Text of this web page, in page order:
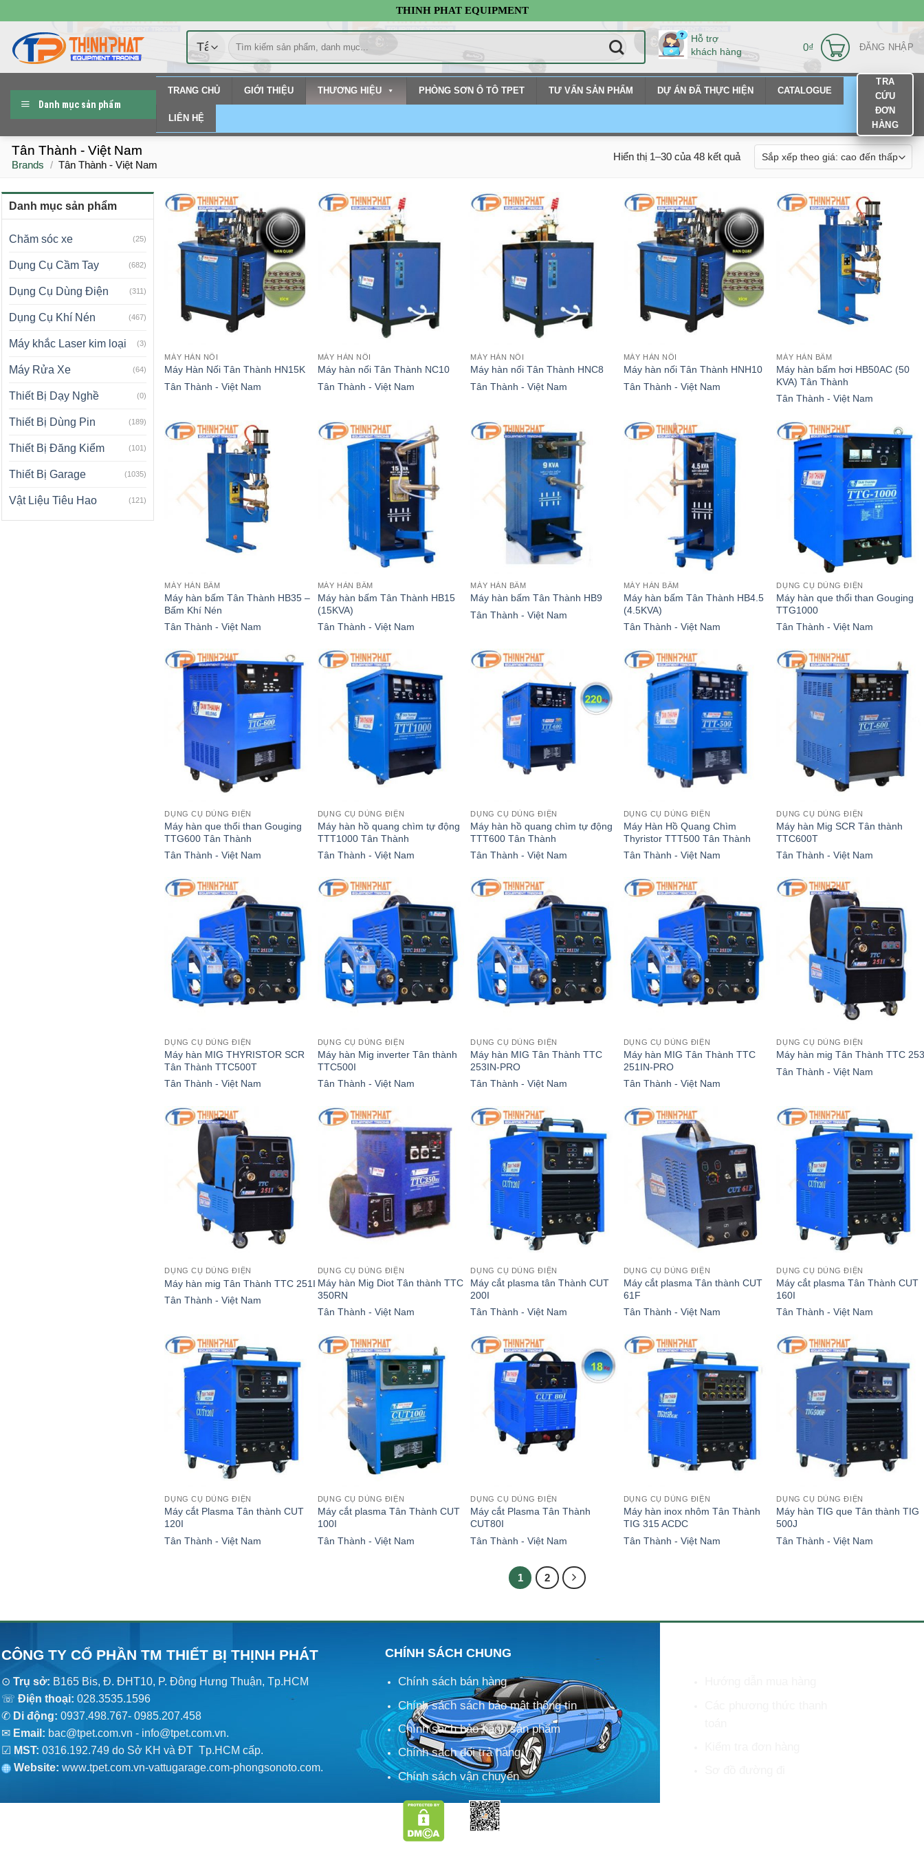
đến
nội
dung
THINH PHAT EQUIPMENT
Tìm
kiếm:
Hỗ trợ
khách hàng
0₫ ĐĂNG NHẬP
Danh mục sản phẩm
TRANG CHỦ GIỚI THIỆU THƯƠNG HIỆU PHÒNG SƠN Ô TÔ TPET TƯ VẤN SẢN PHẨM DỰ ÁN ĐÃ THỰC HIỆN CATALOGUE
LIÊN HỆ
TRA
CỨU
ĐƠN
HÀNG
Tân Thành - Việt Nam
Brands / Tân Thành - Việt Nam
Hiển thị 1–30 của 48 kết quả
Danh mục sản phẩm
Chăm sóc xe (25)
Dụng Cụ Cầm Tay (682)
Dụng Cụ Dùng Điện (311)
Dụng Cụ Khí Nén (467)
Máy khắc Laser kim loại (3)
Máy Rửa Xe (64)
Thiết Bị Dạy Nghề (0)
Thiết Bị Dùng Pin (189)
Thiết Bị Đăng Kiểm (101)
Thiết Bị Garage (1035)
Vật Liệu Tiêu Hao (121)
MÁY HÀN NỐI
Máy Hàn Nối Tân Thành HN15K
Tân Thành - Việt Nam
MÁY HÀN NỐI
Máy hàn nối Tân Thành NC10
Tân Thành - Việt Nam
MÁY HÀN NỐI
Máy hàn nối Tân Thành HNC8
Tân Thành - Việt Nam
MÁY HÀN NỐI
Máy hàn nối Tân Thành HNH10
Tân Thành - Việt Nam
MÁY HÀN BẤM
Máy hàn bấm hơi HB50AC (50
KVA) Tân Thành
Tân Thành - Việt Nam
MÁY HÀN BẤM
Máy hàn bấm Tân Thành HB35 –
Bấm Khí Nén
Tân Thành - Việt Nam
MÁY HÀN BẤM
Máy hàn bấm Tân Thành HB15
(15KVA)
Tân Thành - Việt Nam
MÁY HÀN BẤM
Máy hàn bấm Tân Thành HB9
Tân Thành - Việt Nam
MÁY HÀN BẤM
Máy hàn bấm Tân Thành HB4.5
(4.5KVA)
Tân Thành - Việt Nam
DỤNG CỤ DÙNG ĐIỆN
Máy hàn que thổi than Gouging
TTG1000
Tân Thành - Việt Nam
DỤNG CỤ DÙNG ĐIỆN
Máy hàn que thổi than Gouging
TTG600 Tân Thành
Tân Thành - Việt Nam
DỤNG CỤ DÙNG ĐIỆN
Máy hàn hồ quang chìm tự động
TTT1000 Tân Thành
Tân Thành - Việt Nam
DỤNG CỤ DÙNG ĐIỆN
Máy hàn hồ quang chìm tự động
TTT600 Tân Thành
Tân Thành - Việt Nam
DỤNG CỤ DÙNG ĐIỆN
Máy Hàn Hồ Quang Chìm
Thyristor TTT500 Tân Thành
Tân Thành - Việt Nam
DỤNG CỤ DÙNG ĐIỆN
Máy hàn Mig SCR Tân thành
TTC600T
Tân Thành - Việt Nam
DỤNG CỤ DÙNG ĐIỆN
Máy hàn MIG THYRISTOR SCR
Tân Thành TTC500T
Tân Thành - Việt Nam
DỤNG CỤ DÙNG ĐIỆN
Máy hàn Mig inverter Tân thành
TTC500I
Tân Thành - Việt Nam
DỤNG CỤ DÙNG ĐIỆN
Máy hàn MIG Tân Thành TTC
253IN-PRO
Tân Thành - Việt Nam
DỤNG CỤ DÙNG ĐIỆN
Máy hàn MIG Tân Thành TTC
251IN-PRO
Tân Thành - Việt Nam
DỤNG CỤ DÙNG ĐIỆN
Máy hàn mig Tân Thành TTC
Tân Thành - Việt Nam
DỤNG CỤ DÙNG ĐIỆN
Máy hàn mig Tân Thành TTC 251I
Tân Thành - Việt Nam
DỤNG CỤ DÙNG ĐIỆN
Máy hàn Mig Diot Tân thành TTC
350RN
Tân Thành - Việt Nam
DỤNG CỤ DÙNG ĐIỆN
Máy cắt plasma tân Thành CUT
200I
Tân Thành - Việt Nam
DỤNG CỤ DÙNG ĐIỆN
Máy cắt plasma Tân thành CUT
61F
Tân Thành - Việt Nam
DỤNG CỤ DÙNG ĐIỆN
Máy cắt plasma Tân Thành CUT
160I
Tân Thành - Việt Nam
DỤNG CỤ DÙNG ĐIỆN
Máy cắt Plasma Tân thành CUT
120I
Tân Thành - Việt Nam
DỤNG CỤ DÙNG ĐIỆN
Máy cắt plasma Tân Thành CUT
100I
Tân Thành - Việt Nam
DỤNG CỤ DÙNG ĐIỆN
Máy cắt Plasma Tân Thành
CUT80I
Tân Thành - Việt Nam
DỤNG CỤ DÙNG ĐIỆN
Máy hàn inox nhôm Tân Thành
TIG 315 ACDC
Tân Thành - Việt Nam
DỤNG CỤ DÙNG ĐIỆN
Máy hàn TIG que Tân thành TIG
500J
Tân Thành - Việt Nam
1 2
CÔNG TY CỔ PHẦN TM THIẾT BỊ THỊNH PHÁT
⊙ Trụ sở: B165 Bis, Đ. ĐHT10, P. Đông Hưng Thuận, Tp.HCM
☏ Điện thoại: 028.3535.1596
✆ Di động: 0937.498.767- 0985.207.458
✉ Email: bac@tpet.com.vn - info@tpet.com.vn.
☑ MST: 0316.192.749 do Sở KH và ĐT Tp.HCM cấp.
Website: www.tpet.com.vn-vattugarage.com-phongsonoto.com.
CHÍNH SÁCH CHUNG
Chính sách bán hàng
Chính sách sách bảo mật thông tin
Chính sách bảo hành sản phẩm
Chính sách đổi trả hàng
Chính sách vận chuyển